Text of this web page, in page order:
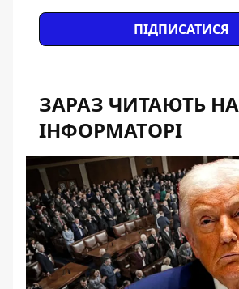
ПІДПИСАТИСЯ
ЗАРАЗ ЧИТАЮТЬ НА
ІНФОРМАТОРІ